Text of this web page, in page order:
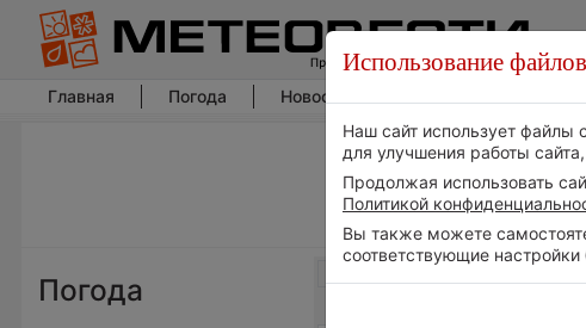
Главная Погода Новости погоды
Погода
Использование
Наш сайт использует файлы
для улучшения работы
Продолжая использовать
Политикой
Вы также можете
соответствующие